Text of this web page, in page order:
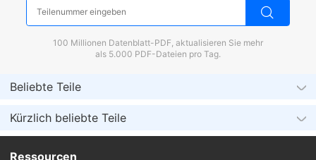
100 Millionen Datenblatt-PDF, aktualisieren Sie mehr
als 5.000 PDF-Dateien pro Tag.
Beliebte Teile
Kürzlich beliebte Teile
Ressourcen